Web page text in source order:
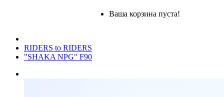
Ваша корзина пуста!
RIDERS to RIDERS
"SHAKA NPG" F90